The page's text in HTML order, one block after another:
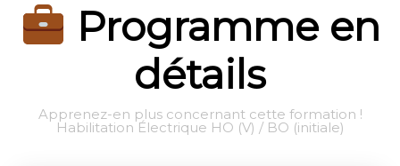
Programme en
détails
Apprenez-en plus concernant cette formation !
Habilitation Électrique HO (V) / BO (initiale)